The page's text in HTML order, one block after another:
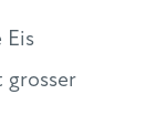
Eis
grosser